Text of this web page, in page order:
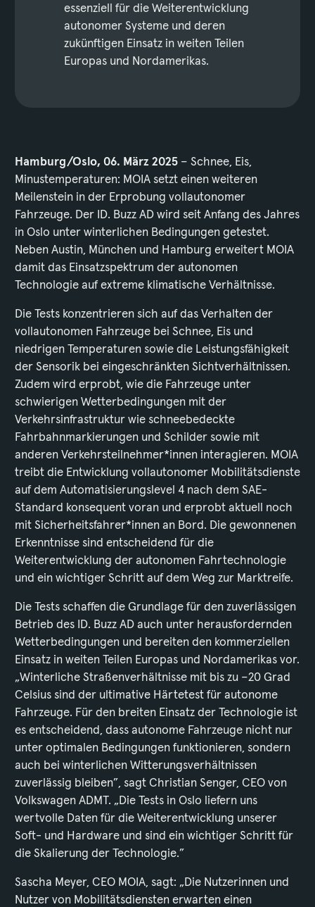
essenziell für die Weiterentwicklung
autonomer Systeme und deren
zukünftigen Einsatz in weiten Teilen
Europas und Nordamerikas.
Hamburg/Oslo, 06. März 2025– Schnee, Eis,
Minustemperaturen: MOIA setzt einen weiteren
Meilenstein in der Erprobung vollautonomer
Fahrzeuge. Der ID. Buzz AD wird seit Anfang des Jahres
in Oslo unter winterlichen Bedingungen getestet.
Neben Austin, München und Hamburg erweitert MOIA
damit das Einsatzspektrum der autonomen
Technologie auf extreme klimatische Verhältnisse.
Die Tests konzentrieren sich auf das Verhalten der
vollautonomen Fahrzeuge bei Schnee, Eis und
niedrigen Temperaturen sowie die Leistungsfähigkeit
der Sensorik bei eingeschränkten Sichtverhältnissen.
Zudem wird erprobt, wie die Fahrzeuge unter
schwierigen Wetterbedingungen mit der
Verkehrsinfrastruktur wie schneebedeckte
Fahrbahnmarkierungen und Schilder sowie mit
anderen Verkehrsteilnehmer*innen interagieren. MOIA
treibt die Entwicklung vollautonomer Mobilitätsdienste
auf dem Automatisierungslevel 4 nach dem SAE-
Standard konsequent voran und erprobt aktuell noch
mit Sicherheitsfahrer*innen an Bord. Die gewonnenen
Erkenntnisse sind entscheidend für die
Weiterentwicklung der autonomen Fahrtechnologie
und ein wichtiger Schritt auf dem Weg zur Marktreife.
Die Tests schaffen die Grundlage für den zuverlässigen
Betrieb des ID. Buzz AD auch unter herausfordernden
Wetterbedingungen und bereiten den kommerziellen
Einsatz in weiten Teilen Europas und Nordamerikas vor.
„Winterliche Straßenverhältnisse mit bis zu –20 Grad
Celsius sind der ultimative Härtetest für autonome
Fahrzeuge. Für den breiten Einsatz der Technologie ist
es entscheidend, dass autonome Fahrzeuge nicht nur
unter optimalen Bedingungen funktionieren, sondern
auch bei winterlichen Witterungsverhältnissen
zuverlässig bleiben”, sagt Christian Senger, CEO von
Volkswagen ADMT. „Die Tests in Oslo liefern uns
wertvolle Daten für die Weiterentwicklung unserer
Soft- und Hardware und sind ein wichtiger Schritt für
die Skalierung der Technologie.”
Sascha Meyer, CEO MOIA, sagt: „Die Nutzerinnen und
Nutzer von Mobilitätsdiensten erwarten einen